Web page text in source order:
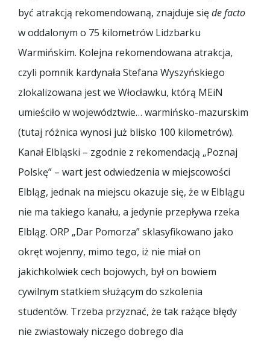
być atrakcją rekomendowaną, znajduje sięde facto
w oddalonym o 75 kilometrów Lidzbarku
Warmińskim. Kolejna rekomendowana atrakcja,
czyli pomnik kardynała Stefana Wyszyńskiego
zlokalizowana jest we Włocławku, którą MEiN
umieściło w województwie… warmińsko-mazurskim
(tutaj różnica wynosi już blisko 100 kilometrów).
Kanał Elbląski – zgodnie z rekomendacją „Poznaj
Polskę” – wart jest odwiedzenia w miejscowości
Elbląg, jednak na miejscu okazuje się, że w Elblągu
nie ma takiego kanału, a jedynie przepływa rzeka
Elbląg. ORP „Dar Pomorza” sklasyfikowano jako
okręt wojenny, mimo tego, iż nie miał on
jakichkolwiek cech bojowych, był on bowiem
cywilnym statkiem służącym do szkolenia
studentów. Trzeba przyznać, że tak rażące błędy
nie zwiastowały niczego dobrego dla